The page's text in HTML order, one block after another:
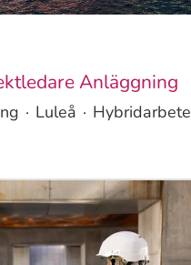
Anläggning
· Luleå · Hybridarbete